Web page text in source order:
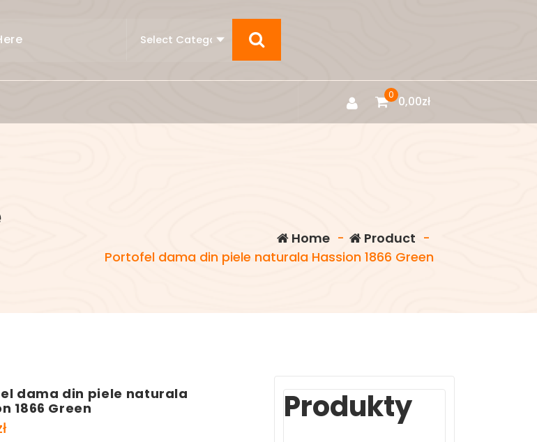
0 0,00zł
Home - Product -
Portofel dama din piele naturala Hassion 1866 Green
dama din piele naturala
1866 Green
Produkty